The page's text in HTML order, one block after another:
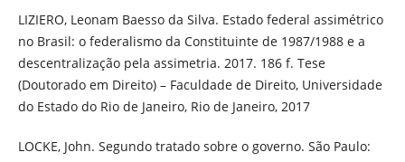
LIZIERO, Leonam Baesso da Silva. Estado federal assimétrico
no Brasil: o federalismo da Constituinte de 1987/1988 e a
descentralização pela assimetria. 2017. 186 f. Tese
(Doutorado em Direito) – Faculdade de Direito, Universidade
do Estado do Rio de Janeiro, Rio de Janeiro, 2017
LOCKE, John. Segundo tratado sobre o governo. São Paulo: